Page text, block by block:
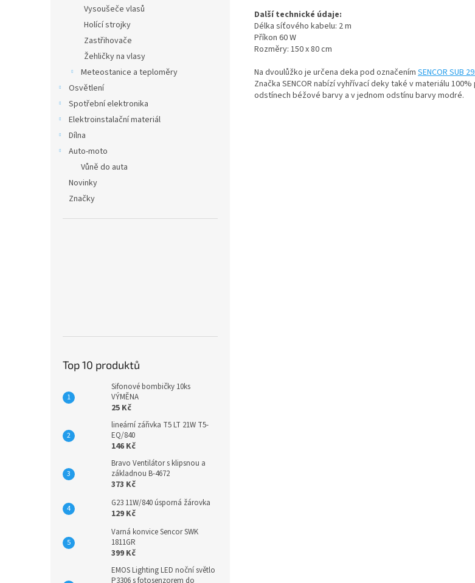
Vysoušeče vlasů
Holící strojky
Zastřihovače
Žehličky na vlasy
Meteostanice a teploměry
Osvětlení
Spotřební elektronika
Elektroinstalační materiál
Dílna
Auto-moto
Vůně do auta
Novinky
Značky
Top 10 produktů
Sifonové bombičky 10ks
VÝMĚNA
25 Kč
lineární zářivka T5 LT 21W T5-
EQ/840
146 Kč
Bravo Ventilátor s klipsnou a
základnou B-4672
373 Kč
G23 11W/840 úsporná žárovka
129 Kč
Varná konvice Sencor SWK
1811GR
399 Kč
EMOS Lighting LED noční světlo
P3306 s fotosenzorem do
Další technické údaje:
Délka síťového kabelu: 2 m
Příkon 60 W
Rozměry: 150 x 80 cm
Na dvoulůžko je určena deka pod označením SENCOR SUB
Značka SENCOR nabízí vyhřívací deky také v materiálu
odstínech béžové barvy a v jednom odstínu barvy modré.